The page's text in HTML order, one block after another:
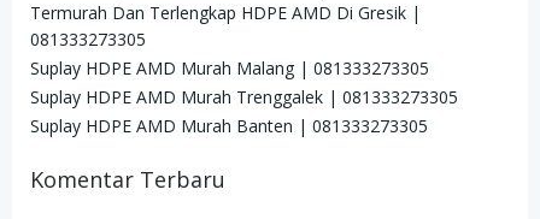
Termurah Dan Terlengkap HDPE AMD Di Gresik |
081333273305
Suplay HDPE AMD Murah Malang | 081333273305
Suplay HDPE AMD Murah Trenggalek | 081333273305
Suplay HDPE AMD Murah Banten | 081333273305
Komentar Terbaru